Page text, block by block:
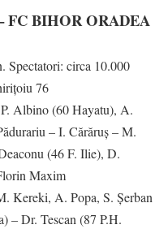
FC BIHOR ORADEA
Spectatori: circa 10.000
76
Albino (60 Hayatu), A.
– I. Cărăruș – M.
(46 F. Ilie), D.
Maxim
Kereki, A. Popa, S. Șerban
– Dr. Tescan (87 P.H.